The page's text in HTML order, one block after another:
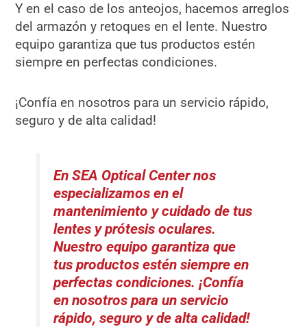
Y en el caso de los anteojos, hacemos arreglos
del armazón y retoques en el lente. Nuestro
equipo garantiza que tus productos estén
siempre en perfectas condiciones.
¡Confía en nosotros para un servicio rápido,
seguro y de alta calidad!
En SEA Optical Center nos
especializamos en el
mantenimiento y cuidado de tus
lentes y prótesis oculares.
Nuestro equipo garantiza que
tus productos estén siempre en
perfectas condiciones. ¡Confía
en nosotros para un servicio
rápido, seguro y de alta calidad!